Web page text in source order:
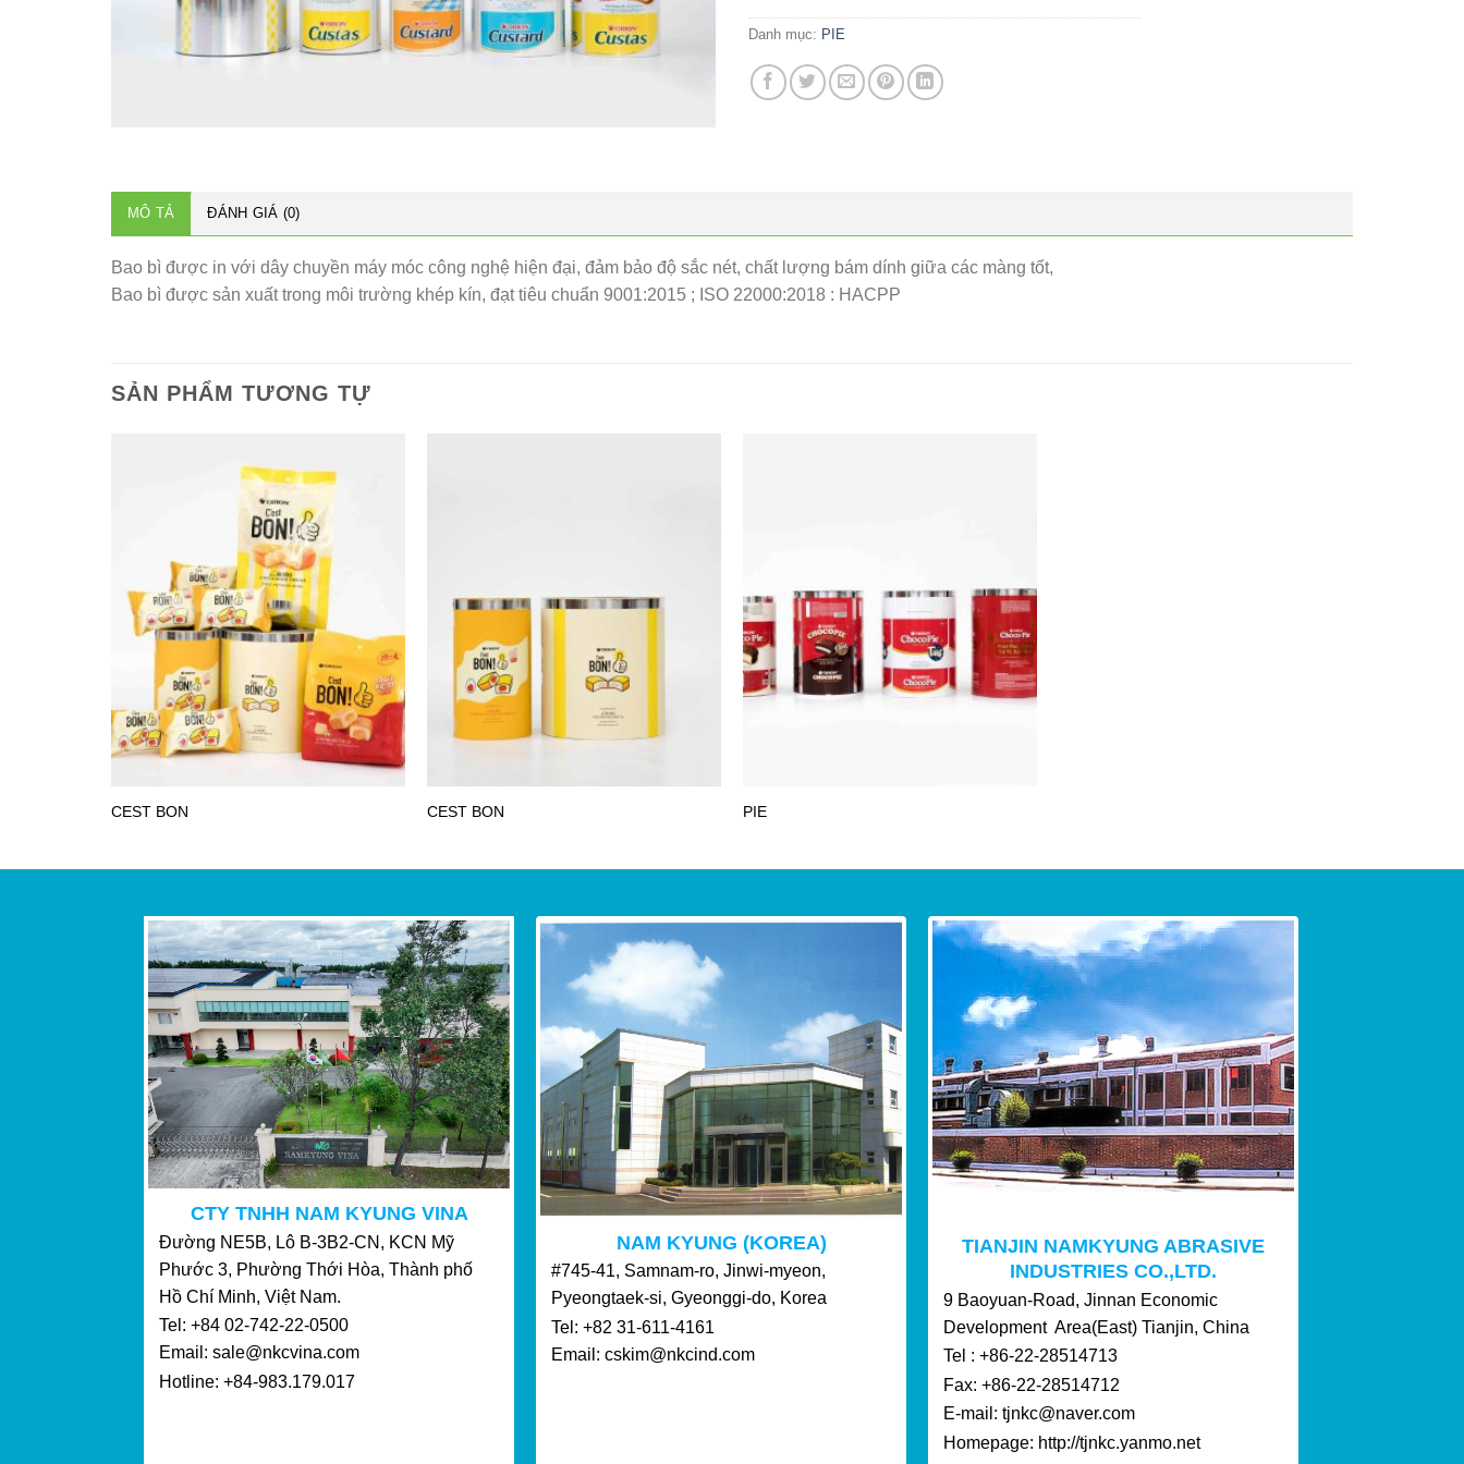
Danh mục: PIE
MÔ TẢ ĐÁNH GIÁ (0)
Bao bì được in với dây chuyền máy móc công nghệ hiện đại, đảm bảo độ sắc nét, chất lượng bám dính giữa các màng tốt,
Bao bì được sản xuất trong môi trường khép kín, đạt tiêu chuẩn 9001:2015 ; ISO 22000:2018 : HACPP
SẢN PHẨM TƯƠNG TỰ
CEST BON CEST BON PIE
CTY TNHH NAM KYUNG VINA
Đường NE5B, Lô B-3B2-CN, KCN Mỹ
Phước 3, Phường Thới Hòa, Thành phố
Hồ Chí Minh, Việt Nam.
Tel: +84 02-742-22-0500
Email: sale@nkcvina.com
Hotline: +84-983.179.017
NAM KYUNG (KOREA)
#745-41, Samnam-ro, Jinwi-myeon,
Pyeongtaek-si, Gyeonggi-do, Korea
Tel: +82 31-611-4161
Email: cskim@nkcind.com
TIANJIN NAMKYUNG ABRASIVE
INDUSTRIES CO.,LTD.
9 Baoyuan-Road, Jinnan Economic
Development Area(East) Tianjin, China
Tel : +86-22-28514713
Fax: +86-22-28514712
E-mail: tjnkc@naver.com
Homepage: http://tjnkc.yanmo.net